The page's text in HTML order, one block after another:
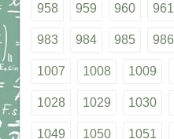
958 959 960 961
983 984 985 986
1007 1008 1009
1028 1029 1030
1049 1050 1051